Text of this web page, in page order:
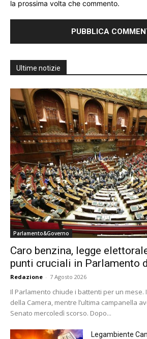
la prossima volta che commento.
Ultime notizie
Parlamento&Governo
Caro benzina, legge
punti cruciali in Parlamento
Redazione - 7 Agosto 2026
Il Parlamento chiude i battenti per un mese.
della Camera, mentre l’ultima campanella
Senato mercoledì scorso. Dopo...
Legambiente